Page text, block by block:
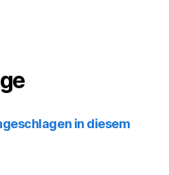
in diesem